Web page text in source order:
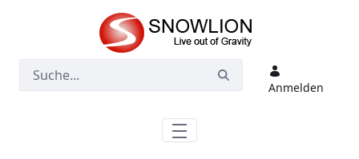
Zum Hauptinhalt springen
Anmelden